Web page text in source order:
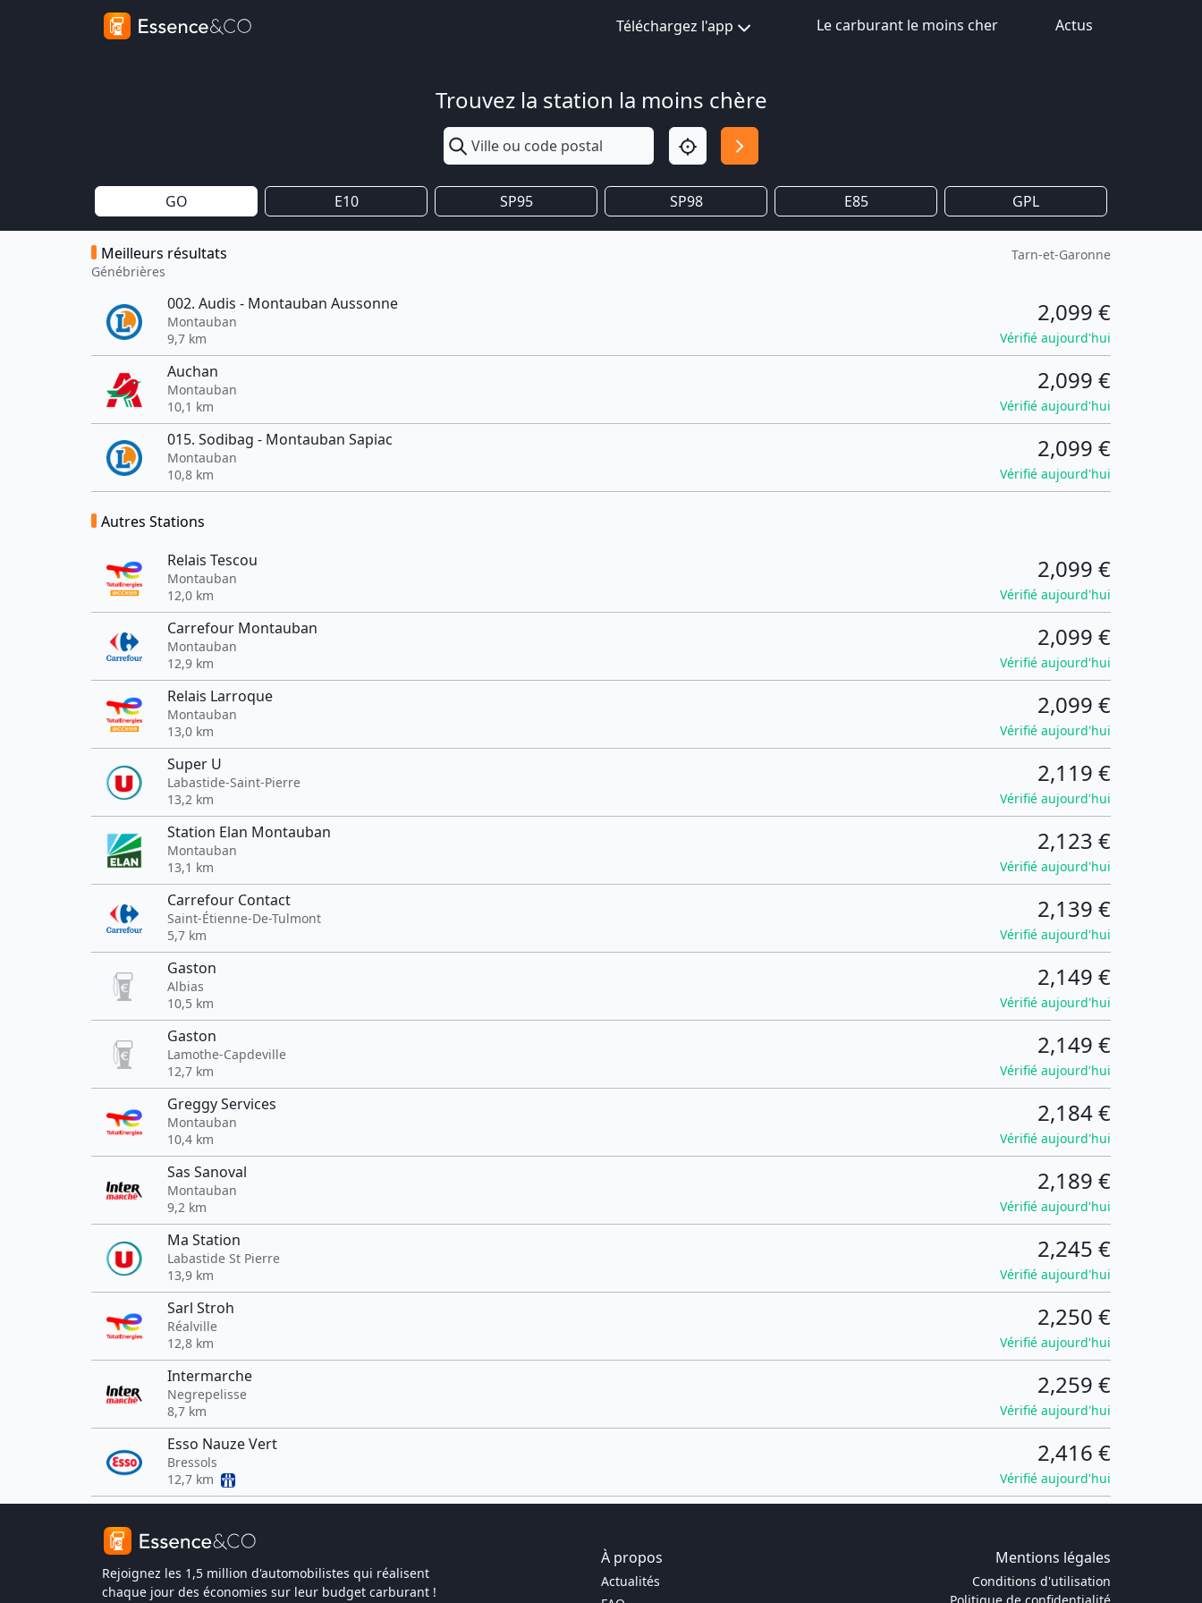
Téléchargez l'app Le carburant le moins cher Actus
Trouvez la station la moins chère
GO E10 SP95 SP98 E85 GPL
Meilleurs résultats
Génébrières
Tarn-et-Garonne
002. Audis - Montauban Aussonne
Montauban
9,7 km
2,099 €
Vérifié aujourd'hui
Auchan
Montauban
10,1 km
2,099 €
Vérifié aujourd'hui
015. Sodibag - Montauban Sapiac
Montauban
10,8 km
2,099 €
Vérifié aujourd'hui
Autres Stations
Relais Tescou
Montauban
12,0 km
2,099 €
Vérifié aujourd'hui
Carrefour Montauban
Montauban
12,9 km
2,099 €
Vérifié aujourd'hui
Relais Larroque
Montauban
13,0 km
2,099 €
Vérifié aujourd'hui
Super U
Labastide-Saint-Pierre
13,2 km
2,119 €
Vérifié aujourd'hui
Station Elan Montauban
Montauban
13,1 km
2,123 €
Vérifié aujourd'hui
Carrefour Contact
Saint-Étienne-De-Tulmont
5,7 km
2,139 €
Vérifié aujourd'hui
Gaston
Albias
10,5 km
2,149 €
Vérifié aujourd'hui
Gaston
Lamothe-Capdeville
12,7 km
2,149 €
Vérifié aujourd'hui
Greggy Services
Montauban
10,4 km
2,184 €
Vérifié aujourd'hui
Sas Sanoval
Montauban
9,2 km
2,189 €
Vérifié aujourd'hui
Ma Station
Labastide St Pierre
13,9 km
2,245 €
Vérifié aujourd'hui
Sarl Stroh
Réalville
12,8 km
2,250 €
Vérifié aujourd'hui
Intermarche
Negrepelisse
8,7 km
2,259 €
Vérifié aujourd'hui
Esso Nauze Vert
Bressols
12,7 km
2,416 €
Vérifié aujourd'hui
Rejoignez les 1,5 million d'automobilistes qui réalisent
chaque jour des économies sur leur budget carburant !
À propos Mentions légales
Actualités
Conditions d'utilisation